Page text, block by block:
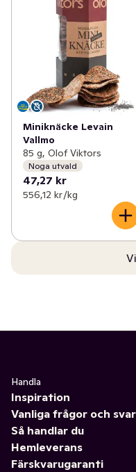
Miniknäcke Levain
Vallmo
85 g, Olof Viktors
Noga utvald
47,27 kr
556,12 kr /kg
Handla
Inspiration
Vanliga frågor och svar
Så handlar du
Hemleverans
Färskvarugaranti